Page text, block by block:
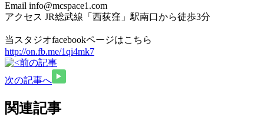
Email info@mcspace1.com
アクセス JR総武線「西荻窪」駅南口から徒歩3分
当スタジオfacebookページはこちら
http://on.fb.me/1qi4mk7
前の記事
次の記事へ
関連記事